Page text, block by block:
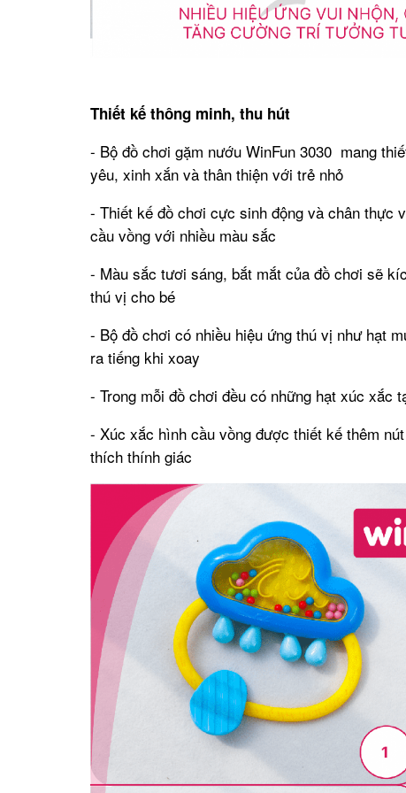
Thiết kế thông minh, thu hút
- Bộ đồ chơi gặm nướu WinFun 3030 mang
yêu, xinh xắn và thân thiện với trẻ nhỏ
- Thiết kế đồ chơi cực sinh động và chân thực
cầu vồng với nhiều màu sắc
- Màu sắc tươi sáng, bắt mắt của đồ chơi sẽ
thú vị cho bé
- Bộ đồ chơi có nhiều hiệu ứng thú vị như hạt
ra tiếng khi xoay
- Trong mỗi đồ chơi đều có những hạt xúc xắc
- Xúc xắc hình cầu vồng được thiết kế thêm
thích thính giác